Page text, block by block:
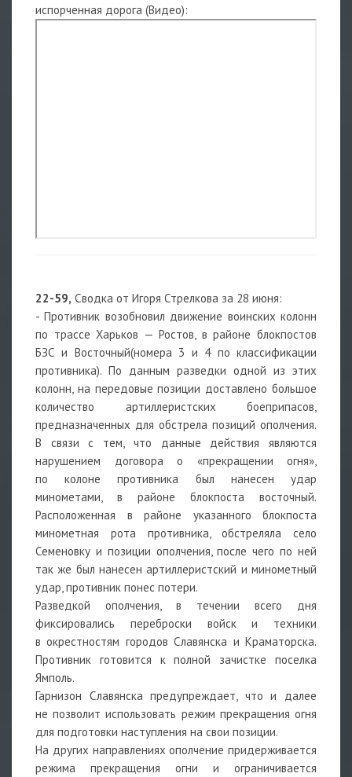
испорченная дорога (Видео):
22-59, Сводка от Игоря Стрелкова за 28 июня:
- Противник возобновил движение воинских колонн
по трассе Харьков — Ростов, в районе блокпостов
БЗС и Восточный(номера 3 и 4 по классификации
противника). По данным разведки одной из этих
колонн, на передовые позиции доставлено большое
количество артиллеристских боеприпасов,
предназначенных для обстрела позиций ополчения.
В связи с тем, что данные действия являются
нарушением договора о «прекращении огня»,
по колоне противника был нанесен удар
минометами, в районе блокпоста восточный.
Расположенная в районе указанного блокпоста
минометная рота противника, обстреляла село
Семеновку и позиции ополчения, после чего по ней
так же был нанесен артиллеристский и минометный
удар, противник понес потери.
Разведкой ополчения, в течении всего дня
фиксировались переброски войск и техники
в окрестностям городов Славянска и Краматорска.
Противник готовится к полной зачистке поселка
Ямполь.
Гарнизон Славянска предупреждает, что и далее
не позволит использовать режим прекращения огня
для подготовки наступления на свои позиции.
На других направлениях ополчение придерживается
режима прекращения огни и ограничивается